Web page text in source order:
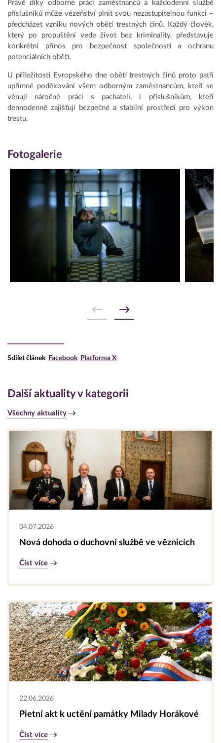
Právě díky odborné práci zaměstnanců a každodenní službě
příslušníků může vězeňství plnit svou nezastupitelnou funkci –
předcházet vzniku nových obětí trestných činů. Každý člověk,
který po propuštění vede život bez kriminality, představuje
konkrétní přínos pro bezpečnost společnosti a ochranu
potenciálních obětí.
U příležitosti Evropského dne obětí trestných činů proto patří
upřímné poděkování všem odborným zaměstnancům, kteří se
věnují náročné práci s pachateli, i příslušníkům, kteří
dennodenně zajišťují bezpečné a stabilní prostředí pro výkon
trestu.
Fotogalerie
Sdílet článek Facebook Platforma X
Další aktuality v kategorii
Všechny aktuality
04.07.2026
Nová dohoda o duchovní službě ve věznicích
Číst více
22.06.2026
Pietní akt k uctění památky Milady Horákové
Číst více